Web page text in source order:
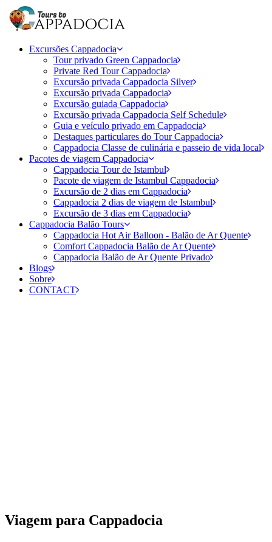
Excursões Cappadocia
Tour privado Green Cappadocia
Private Red Tour Cappadocia
Excursão privada Cappadocia Silver
Excursão privada Cappadocia
Excursão guiada Cappadocia
Excursão privada Cappadocia Self Schedule
Guia e veículo privado em Cappadocia
Destaques particulares do Tour Cappadocia
Cappadocia Classe de culinária e passeio de vida local
Pacotes de viagem Cappadocia
Cappadocia Tour de Istambul
Pacote de viagem de Istambul Cappadocia
Excursão de 2 dias em Cappadocia
Cappadocia 2 dias de viagem de Istambul
Excursão de 3 dias em Cappadocia
Cappadocia Balão Tours
Cappadocia Hot Air Balloon - Balão de Ar Quente
Comfort Cappadocia Balão de Ar Quente
Cappadocia Balão de Ar Quente Privado
Blogs
Sobre
CONTACT
Viagem para Cappadocia